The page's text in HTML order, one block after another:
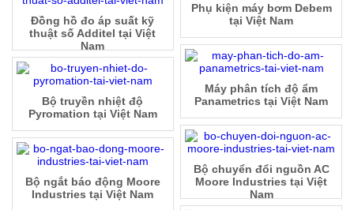
Phụ kiện máy bơm Debem
tại Việt Nam
Đồng hồ đo áp suất kỹ
thuật số Additel tại Việt
Nam
Máy phân tích độ ẩm
Panametrics tại Việt Nam
Bộ truyền nhiệt độ
Pyromation tại Việt Nam
Bộ chuyển đổi nguồn AC
Moore Industries tại Việt
Nam
Bộ ngắt báo động Moore
Industries tại Việt Nam